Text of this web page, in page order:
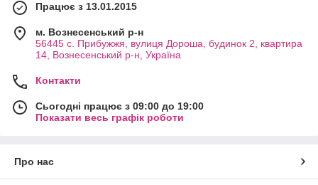
Працює з 13.01.2015
м. Вознесенський р-н
56445 с. Прибужжя, вулиця Дороша, будинок 2, квартира
14, Вознесенський р-н, Україна
Контакти
Сьогодні працює з 09:00 до 19:00
Показати весь графік роботи
Про нас